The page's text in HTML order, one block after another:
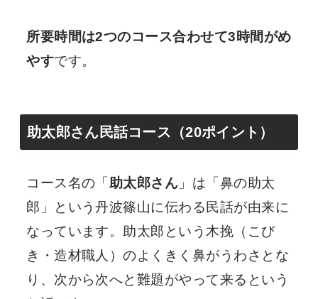
所要時間は2つのコース合わせて3時間がめ
やすです。
助太郎さん民話コース（20ポイント）
コース名の「 助太郎さん 」は「鼻の助太
郎」という丹波篠山に伝わる民話が由来に
なっています。助太郎という木挽（こび
き・造材職人）のよくきく鼻がうわさとな
り、次から次へと難題がやって来るという